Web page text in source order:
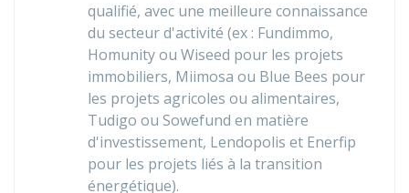
qualifié, avec une meilleure connaissance
du secteur d'activité (ex : Fundimmo,
Homunity ou Wiseed pour les projets
immobiliers, Miimosa ou Blue Bees pour
les projets agricoles ou alimentaires,
Tudigo ou Sowefund en matière
d'investissement, Lendopolis et Enerfip
pour les projets liés à la transition
énergétique).